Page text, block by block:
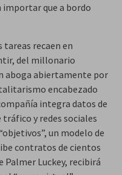
importar que a bordo
recaen en
del millonario
aboga abiertamente por
encabezado
integra datos de
y redes sociales
un modelo de
contratos de cientos
Palmer Luckey, recibirá